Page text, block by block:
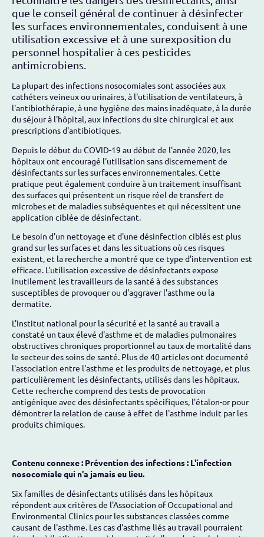
que le conseil général de continuer à désinfecter
les surfaces environnementales, conduisent à une
utilisation excessive et à une surexposition du
personnel hospitalier à ces pesticides
antimicrobiens.
La plupart des infections nosocomiales sont associées aux
cathéters veineux ou urinaires, à l'utilisation de ventilateurs, à
l'antibiothérapie, à une hygiène des mains inadéquate, à la durée
du séjour à l'hôpital, aux infections du site chirurgical et aux
prescriptions d'antibiotiques.
Depuis le début du COVID-19 au début de l'année 2020, les
hôpitaux ont encouragé l'utilisation sans discernement de
désinfectants sur les surfaces environnementales. Cette
pratique peut également conduire à un traitement insuffisant
des surfaces qui présentent un risque réel de transfert de
microbes et de maladies subséquentes et qui nécessitent une
application ciblée de désinfectant.
Le besoin d'un nettoyage et d'une désinfection ciblés est plus
grand sur les surfaces et dans les situations où ces risques
existent, et la recherche a montré que ce type d'intervention est
efficace. L'utilisation excessive de désinfectants expose
inutilement les travailleurs de la santé à des substances
susceptibles de provoquer ou d'aggraver l'asthme ou la
dermatite.
L'Institut national pour la sécurité et la santé au travail a
constaté un taux élevé d'asthme et de maladies pulmonaires
obstructives chroniques proportionnel au taux de mortalité dans
le secteur des soins de santé. Plus de 40 articles ont documenté
l'association entre l'asthme et les produits de nettoyage, et plus
particulièrement les désinfectants, utilisés dans les hôpitaux.
Cette recherche comprend des tests de provocation
antigénique avec des désinfectants spécifiques, l'étalon-or pour
démontrer la relation de cause à effet de l'asthme induit par les
produits chimiques.
Contenu connexe : Prévention des infections : L'infection
nosocomiale qui n'a jamais eu lieu.
Six familles de désinfectants utilisés dans les hôpitaux
répondent aux critères de l'Association of Occupational and
Environmental Clinics pour les substances classées comme
causant de l'asthme. Les cas d'asthme liés au travail pourraient